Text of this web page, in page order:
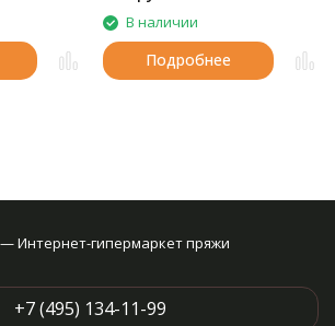
В наличии
Подробнее
Интернет-гипермаркет пряжи
+7 (495) 134-11-99